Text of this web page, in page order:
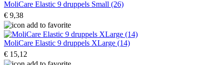
MoliCare Elastic 9 druppels Small (26)
€ 9,38
MoliCare Elastic 9 druppels XLarge (14)
€ 15,12